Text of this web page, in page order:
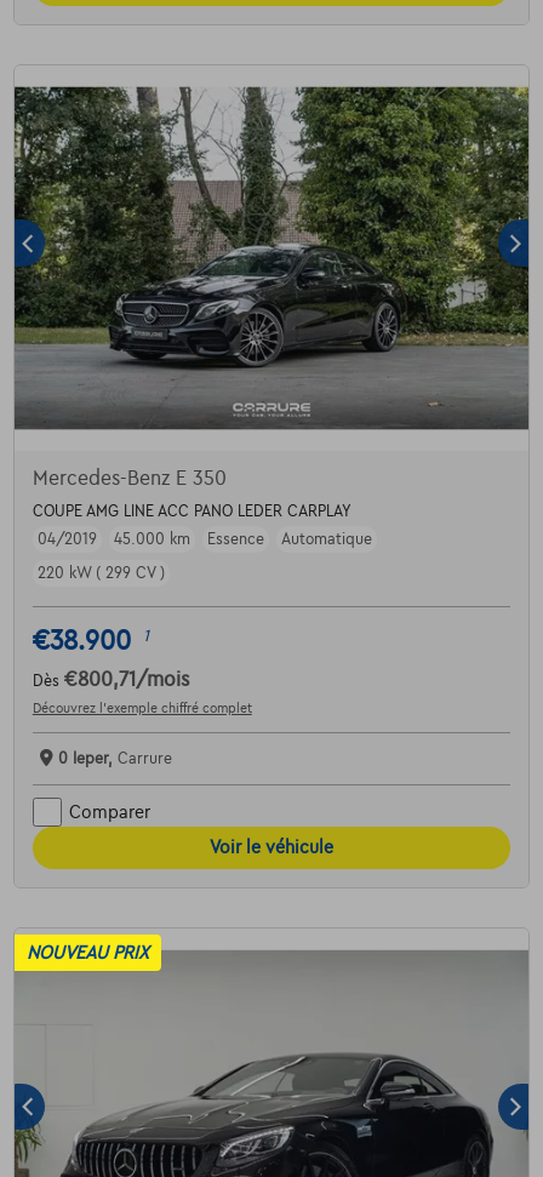
Mercedes-Benz E 350
COUPE AMG LINE ACC PANO LEDER CARPLAY
04/2019
45.000 km Essence
Automatique
220 kW ( 299 CV )
€38.900 1
Dès €800,71 /mois
Découvrez l’exemple chiffré complet
0 Ieper, Carrure
Comparer
Voir le véhicule
NOUVEAU PRIX